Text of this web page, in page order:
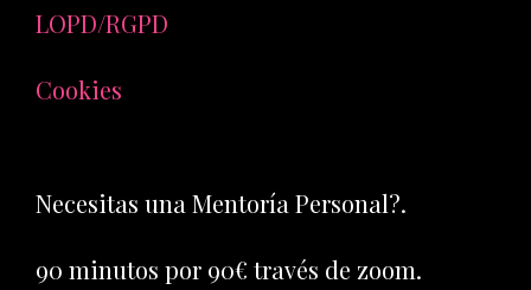
LOPD/RGPD
Cookies
Necesitas una Mentoría Personal?.
90 minutos por 90€ través de zoom.